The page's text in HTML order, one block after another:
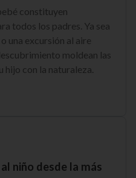
constituyen
todos los padres. Ya sea
una excursión al aire
moldean las
hijo con la naturaleza.
niño desde la más